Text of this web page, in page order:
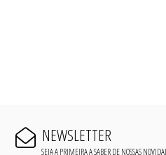
NEWSLETTER
SEJA A PRIMEIRA A SABER DE NOSSAS